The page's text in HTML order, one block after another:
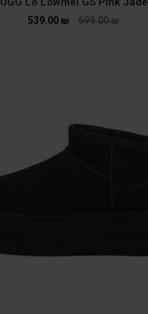
699.00₪
539.00 ₪